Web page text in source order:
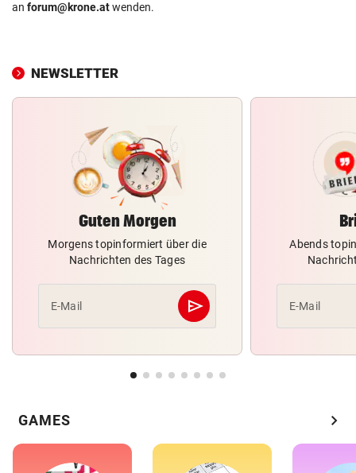
an forum@krone.atwenden.
NEWSLETTER
Guten Morgen
Morgens topinformiert über die
Nachrichten des Tages
E-Mail send
Abschicken
Abends
E-Mail
GAMES chevron_right